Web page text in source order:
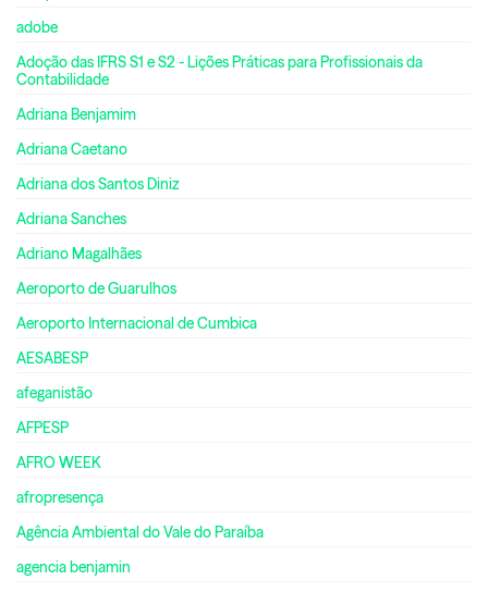
adobe
Adoção das IFRS S1 e S2 - Lições Práticas para Profissionais da
Contabilidade
Adriana Benjamim
Adriana Caetano
Adriana dos Santos Diniz
Adriana Sanches
Adriano Magalhães
Aeroporto de Guarulhos
Aeroporto Internacional de Cumbica
AESABESP
afeganistão
AFPESP
AFRO WEEK
afropresença
Agência Ambiental do Vale do Paraíba
agencia benjamin